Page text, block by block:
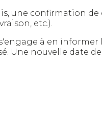
une confirmation
etc.).
à en
Une nouvelle date